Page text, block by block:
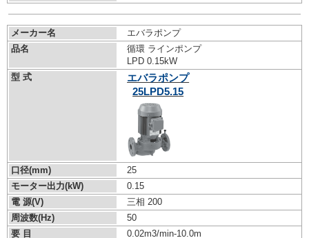
メーカー名
エバラポンプ
品名
循環 ラインポンプ
LPD 0.15kW
型 式
エバラポンプ
25LPD5.15
口径(mm)
25
モーター出力(kW)
0.15
電 源(V)
三相 200
周波数(Hz)
50
要 目
0.02m3/min-10.0m